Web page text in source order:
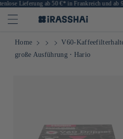
Lieferung ab 50 €* in Frankreich und ab 90
Home
V60-
große Ausführung ⋅ Hario